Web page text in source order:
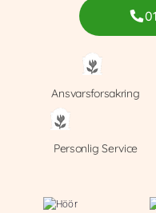
Ansvarsforsakring
Personlig Service